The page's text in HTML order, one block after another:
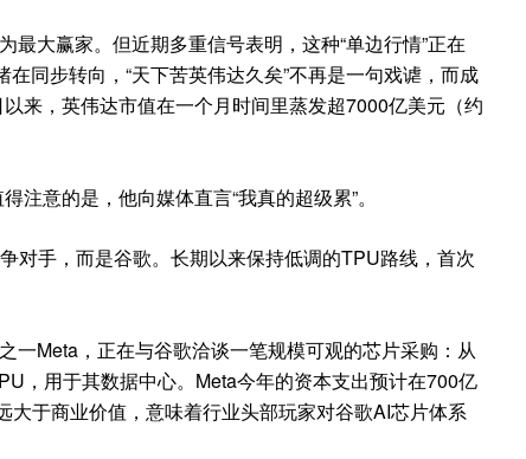
大赢家。但近期多重信号表明，这种“单边行情”正在
同步转向，“天下苦英伟达久矣”不再是一句戏谑，而成
来，英伟达市值在一个月时间里蒸发超7000亿美元（约
意的是，他向媒体直言“我真的超级累”。
对手，而是谷歌。长期以来保持低调的TPU路线，首次
一Meta，正在与谷歌洽谈一笔规模可观的芯片采购：从
，用于其数据中心。Meta今年的资本支出预计在700亿
于商业价值，意味着行业头部玩家对谷歌AI芯片体系